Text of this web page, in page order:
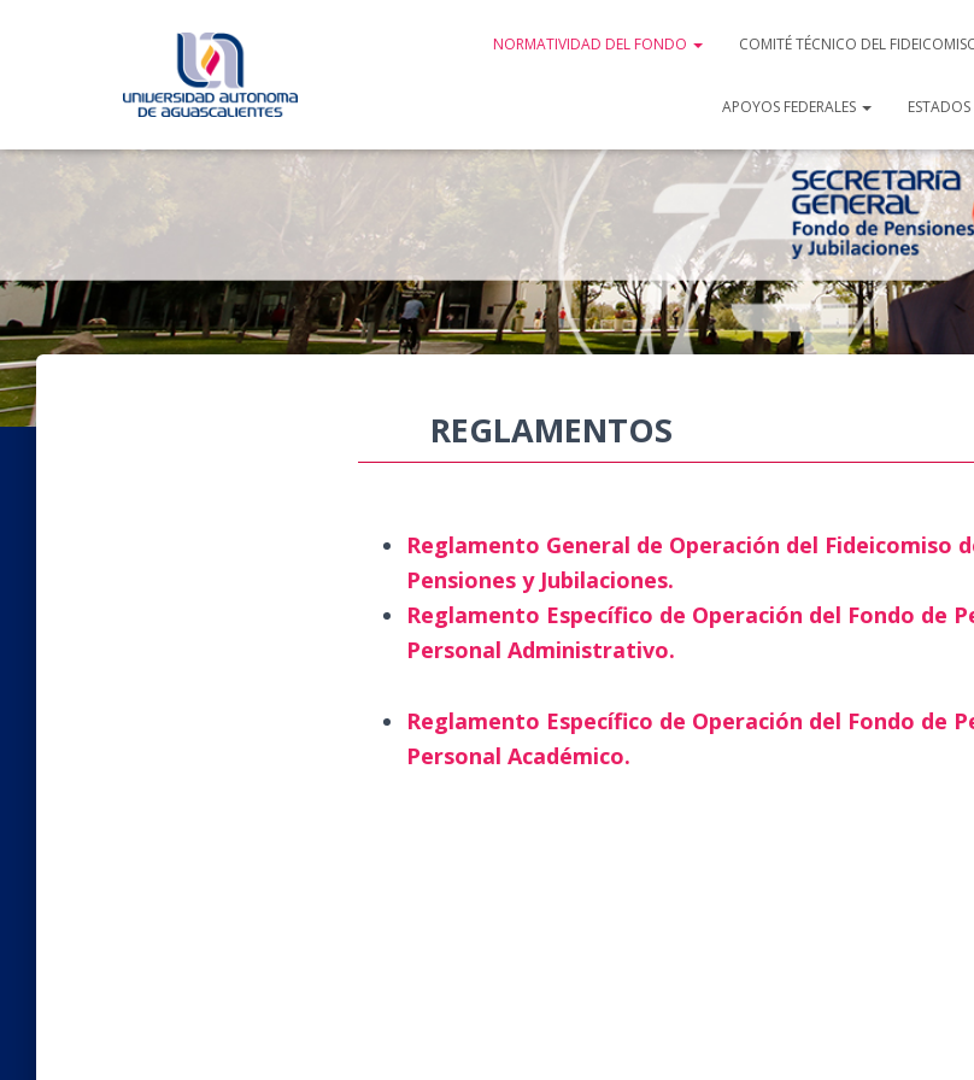
NORMATIVIDAD DEL FONDO COMITÉ TÉCNICO DEL
APOYOS FEDERALES
REGLAMENTOS
Reglamento General de Operación del Fideicomiso
Pensiones y Jubilaciones.
Reglamento Específico de Operación del Fondo de
Personal Administrativo.
Reglamento Específico de Operación del Fondo de
Personal Académico.